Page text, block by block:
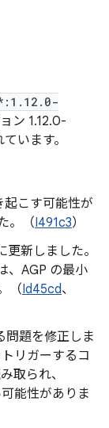
ン 1.12.0-
います。
こす可能性が
。（I491c3）
新しました。
、AGP の最小
（Id45cd、
問題を修正しま
リガーするコ
取られ、
能性がありま